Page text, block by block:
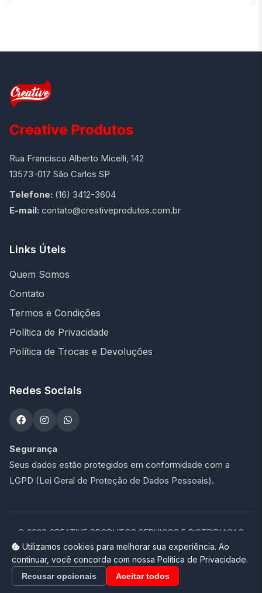
Creative Produtos
Rua Francisco Alberto Micelli, 142
13573-017 São Carlos SP
Telefone: (16) 3412-3604
E-mail: contato@creativeprodutos.com.br
Links Úteis
Quem Somos
Contato
Termos e Condições
Política de Privacidade
Política de Trocas e Devoluções
Redes Sociais
Segurança
Seus dados estão protegidos em conformidade com a
LGPD (Lei Geral de Proteção de Dados Pessoais).
© 2026 CREATIVE PRODUTOS SERVICOS E DISTRIBUICAO
LTDA - 47.273.900/0001-76. Todos os direitos reservados.
Loja completa desenvolvida por Promptor
Utilizamos cookies para melhorar sua experiência. Ao
continuar, você concorda com nossa Política de Privacidade.
Recusar opcionais Aceitar todos